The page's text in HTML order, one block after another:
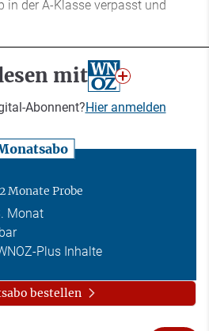
in der A-Klasse verpasst und
mit
Abonnent?Hier anmelden
Monate Probe
Monat
Plus Inhalte
bestellen